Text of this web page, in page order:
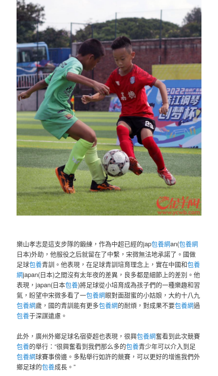
樂山孝志是這支步隊的鍛練，作為中超已經的jap包養網an(包養網
日本)外助，他服役之后就留在了中繫，宋微無法地承諾了。國做
足球包養青訓。他表現，在足球青訓培育理念上，實在中國和包養
網japan(日本)之間沒有太年夜的差異，良多都是細節上的差別。他
表現，japan(日本包養)將足球從小培育成為孩子們的一種樂趣和習
氣，盼望中宋微多看了一包養網眼對面甜蜜的小姑娘，大約十八九
包養網歲，國的青訓能有更多包養網的耐煩，對成果不要包養網過
包養于深謀遠慮。
此外，廣州外鄉足球名宿麥超也表現，很興包養網奮看到此次競賽
包養的舉行：“很興奮看到我們那么多的包養青少年可以介入到足
包養網球賽事傍邊。多點舉行如許的競賽，可以更好的增進我們外
鄉足球的包養成長。”